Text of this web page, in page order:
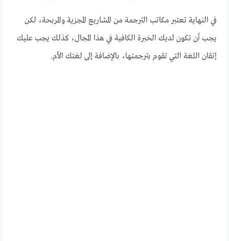
في النهاية تعتبر مكاتب الترجمة من المشاريع المجزية والمربحة، لكن
يجب أن تكون لديك الخبرة الكافية في هذا المجال، كذلك يجب عليك
إتقان اللغة التي تقوم بترجمتها، بالإضافة إلى لغتك الأم.